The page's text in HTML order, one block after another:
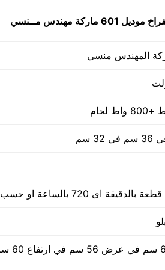
موديل 601 ماركة مهندس مــنسي